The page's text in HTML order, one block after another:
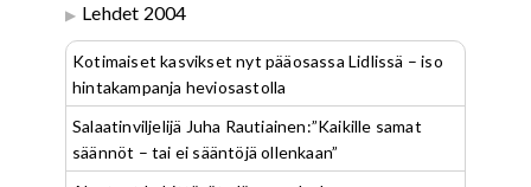
Lehdet 2004
Kotimaiset kasvikset nyt pääosassa Lidlissä – iso
hintakampanja heviosastolla
Salaatinviljelijä Juha Rautiainen:”Kaikille samat
säännöt – tai ei sääntöjä ollenkaan”